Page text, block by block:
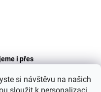
si návštěvu na našich
i přes